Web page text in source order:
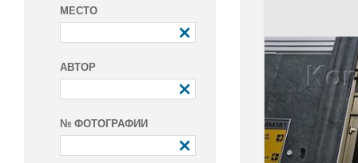
МЕСТО
АВТОР
№ ФОТОГРАФИИ